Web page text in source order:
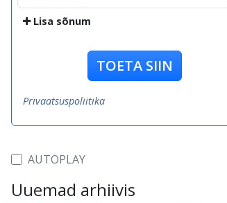
Lisa sõnum
TOETA SIIN
Privaatsuspoliitika
AUTOPLAY
Uuemad arhiivis